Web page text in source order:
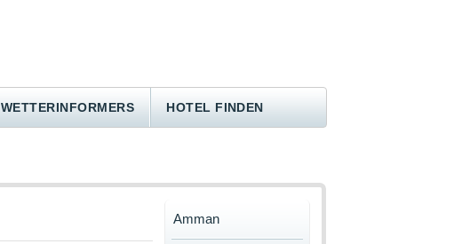
WETTERINFORMERS HOTEL FINDEN
Amman